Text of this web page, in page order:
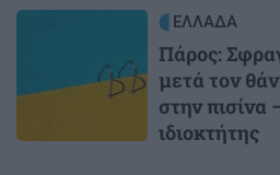
ΕΛΛΑΔΑ
Πάρος:
μετά τον
στην πισίνα
ιδιοκτήτης